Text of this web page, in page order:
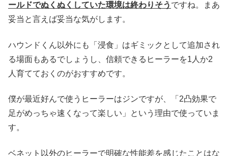
ールドでぬくぬくしていた環境は終わりそう ですね。まあ
妥当と言えば妥当な気がします。
ハウンドくん以外にも「浸食」はギミックとして追加され
る場面もあるでしょうし、信頼できるヒーラーを1人か2
人育てておくのがおすすめです。
僕が最近好んで使うヒーラーはジンですが、「2凸効果で
足がめっちゃ速くなって楽しい」という理由で使っていま
す。
ベネット以外のヒーラーで明確な性能差を感じたことはな